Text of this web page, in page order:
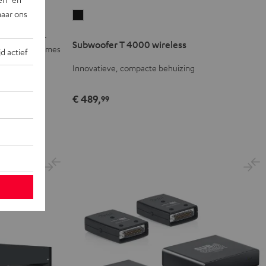
mm woofer
hoge volumes
4000
Zwart
Subwoofer T 4000 wireless
Innovatieve, compacte behuizing
€ 489,99
ons
actief